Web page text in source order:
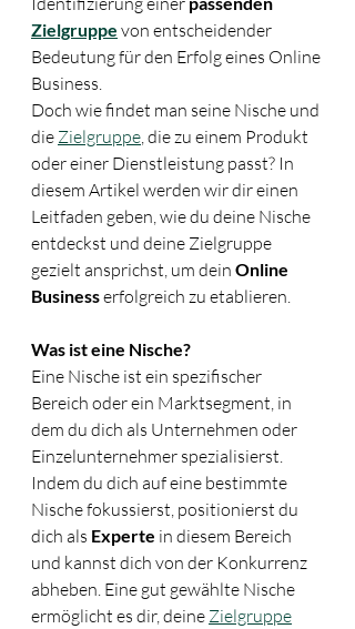
Zielgruppe von entscheidender
Bedeutung für den Erfolg eines Online
Business.
Doch wie findet man seine Nische und
die Zielgruppe, die zu einem Produkt
oder einer Dienstleistung passt? In
diesem Artikel werden wir dir einen
Leitfaden geben, wie du deine Nische
entdeckst und deine Zielgruppe
gezielt ansprichst, um dein Online
Business erfolgreich zu etablieren.
Was ist eine Nische?
Eine Nische ist ein spezifischer
Bereich oder ein Marktsegment, in
dem du dich als Unternehmen oder
Einzelunternehmer spezialisierst.
Indem du dich auf eine bestimmte
Nische fokussierst, positionierst du
dich als Experte in diesem Bereich
und kannst dich von der Konkurrenz
abheben. Eine gut gewählte Nische
ermöglicht es dir, deine Zielgruppe